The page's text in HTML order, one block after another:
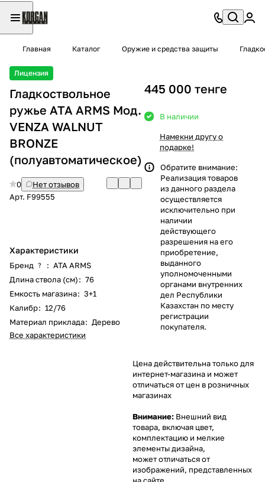
Главная Каталог Оружие и средства защиты
Лицензия
Гладкоствольное
ружье ATA ARMS Moд.
VENZA WALNUT
BRONZE
(полуавтоматическое)
0
Нет отзывов
Арт. F99555
Характеристики
Бренд ? : ATA ARMS
Длина ствола (см): 76
Емкость магазина: 3+1
Калибр: 12/76
Материал приклада: Дерево
Все характеристики
445 000 тенге
В наличии
Намекни другу о
подарке!
Обратите внимание:
Реализация товаров
из данного раздела
осуществляется
исключительно при
наличии
действующего
разрешения на его
приобретение,
выданного
уполномоченными
органами внутренних
дел Республики
Казахстан по месту
регистрации
покупателя.
Цена действительна только для
интернет-магазина и может
отличаться от цен в розничных
магазинах
Внимание: Внешний вид
товара, включая цвет,
комплектацию и мелкие
элементы дизайна,
может отличаться от
изображений, представленных